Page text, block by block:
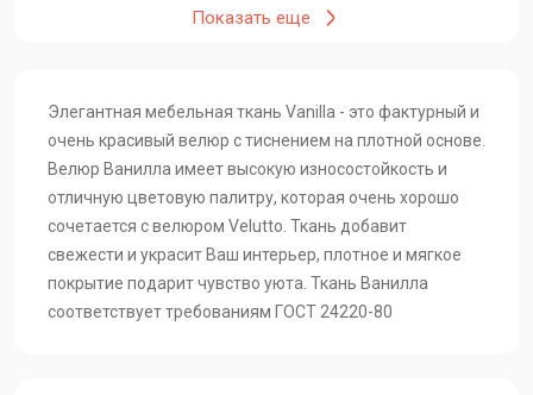
Показать еще
Элегантная мебельная ткань Vanilla - это фактурный и
очень красивый велюр с тиснением на плотной основе.
Велюр Ванилла имеет высокую износостойкость и
отличную цветовую палитру, которая очень хорошо
сочетается с велюром Velutto. Ткань добавит
свежести и украсит Ваш интерьер, плотное и мягкое
покрытие подарит чувство уюта. Ткань Ванилла
соответствует требованиям ГОСТ 24220-80